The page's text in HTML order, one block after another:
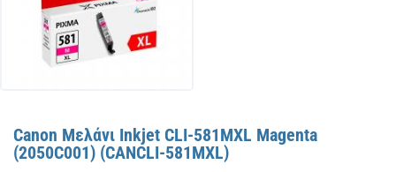
Canon Μελάνι Inkjet CLI-581MXL Magenta
(2050C001) (CANCLI-581MXL)